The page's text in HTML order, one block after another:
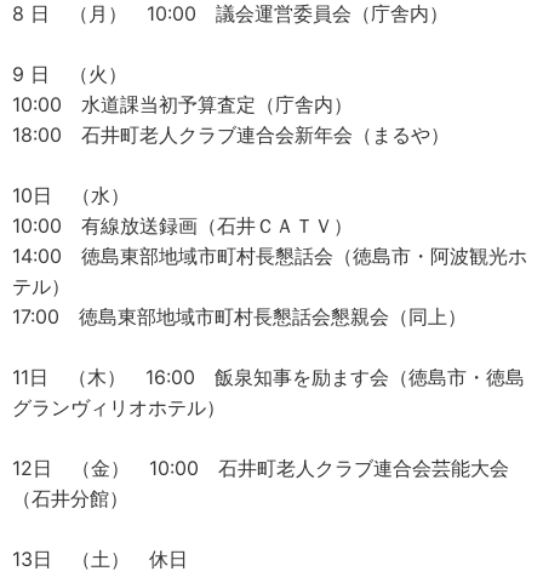
8 日 （月） 10:00 議会運営委員会（庁舎内）
9 日 （火）
10:00 水道課当初予算査定（庁舎内）
18:00 石井町老人クラブ連合会新年会（まるや）
10日 （水）
10:00 有線放送録画（石井ＣＡＴＶ）
14:00 徳島東部地域市町村長懇話会（徳島市・阿波観光ホ
テル）
17:00 徳島東部地域市町村長懇話会懇親会（同上）
11日 （木） 16:00 飯泉知事を励ます会（徳島市・徳島
グランヴィリオホテル）
12日 （金） 10:00 石井町老人クラブ連合会芸能大会
（石井分館）
13日 （土） 休日